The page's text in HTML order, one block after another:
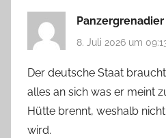
8. Juli 2026 um
Der deutsche Staat
alles an sich was er meint
Hütte brennt, weshalb
wird.